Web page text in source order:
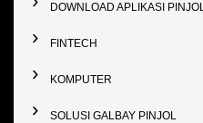
DOWNLOAD APLIKASI PINJOL
FINTECH
KOMPUTER
SOLUSI GALBAY PINJOL